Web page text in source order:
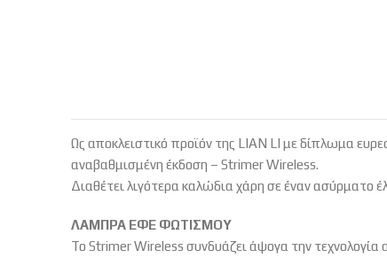
Ως αποκλειστικό προϊόν της LIAN LI με δίπλωμα
αναβαθμισμένη έκδοση – Strimer Wireless.
Διαθέτει λιγότερα καλώδια χάρη σε έναν ασύρματο
ΛΑΜΠΡΑ ΕΦΕ ΦΩΤΙΣΜΟΥ
Το Strimer Wireless συνδυάζει άψογα την τεχνολογία